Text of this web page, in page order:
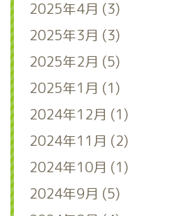
2025年4月 (3)
2025年3月 (3)
2025年2月 (5)
2025年1月 (1)
2024年12月 (1)
2024年11月 (2)
2024年10月 (1)
2024年9月 (5)